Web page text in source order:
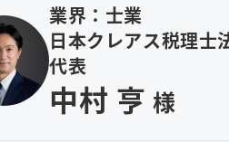
業界：士業
日本クレアス税理士
代表
中村 亨 様